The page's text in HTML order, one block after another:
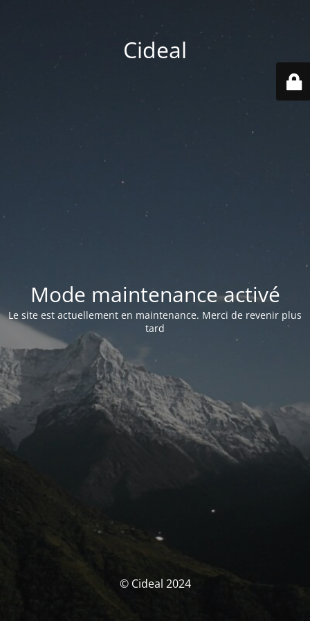
Cideal
Mode maintenance activé
Le site est actuellement en maintenance. Merci de revenir plus
tard
© Cideal 2024